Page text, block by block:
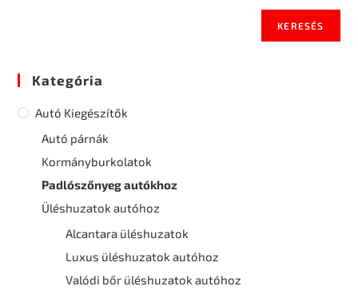
KERESÉS
Kategória
Autó Kiegészítők
Autó párnák
Kormányburkolatok
Padlószőnyeg autókhoz
Üléshuzatok autóhoz
Alcantara üléshuzatok
Luxus üléshuzatok autóhoz
Valódi bőr üléshuzatok autóhoz